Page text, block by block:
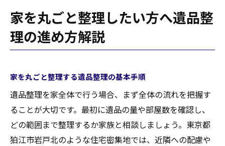
家を丸ごと整理したい方へ遺品整
理の進め方解説
家を丸ごと整理する遺品整理の基本手順
遺品整理を家全体で行う場合、まず全体の流れを把握す
ることが大切です。最初に遺品の量や部屋数を確認し、
どの範囲まで整理するか家族と相談しましょう。東京都
狛江市岩戸北のような住宅密集地では、近隣への配慮や